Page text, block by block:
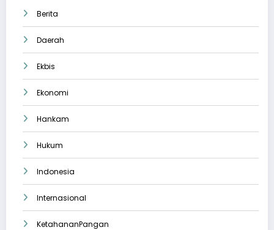
Berita
Daerah
Ekbis
Ekonomi
Hankam
Hukum
Indonesia
Internasional
KetahananPangan